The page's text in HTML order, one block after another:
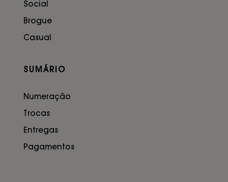
Social
Brogue
Casual
SUMÁRIO
Numeração
Trocas
Entregas
Pagamentos